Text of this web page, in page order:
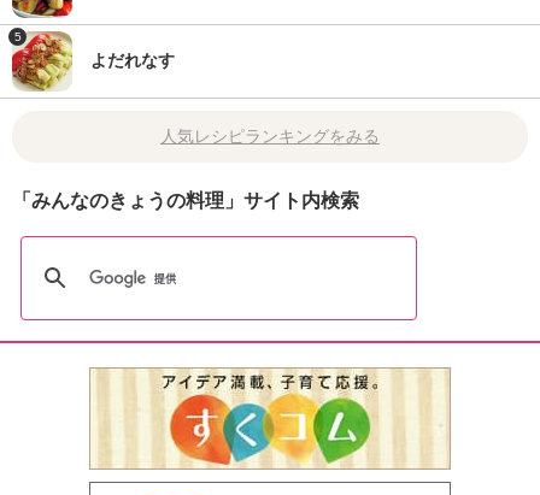
5
よだれなす
人気レシピランキングをみる
「みんなのきょうの料理」サイト内検索